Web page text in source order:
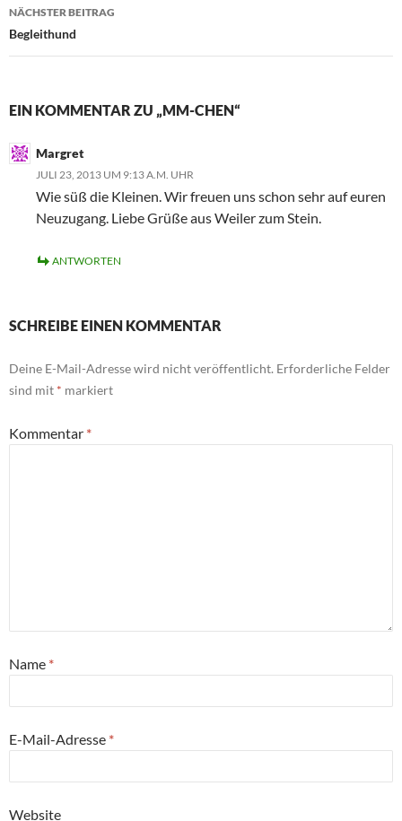
NÄCHSTER BEITRAG
Begleithund
EIN KOMMENTAR ZU „MM-CHEN“
Margret
JULI 23, 2013 UM 9:13 A.M. UHR
Wie süß die Kleinen. Wir freuen uns schon sehr auf euren
Neuzugang. Liebe Grüße aus Weiler zum Stein.
ANTWORTEN
SCHREIBE EINEN KOMMENTAR
Deine E-Mail-Adresse wird nicht veröffentlicht. Erforderliche Felder
sind mit * markiert
Kommentar *
Name *
E-Mail-Adresse *
Website